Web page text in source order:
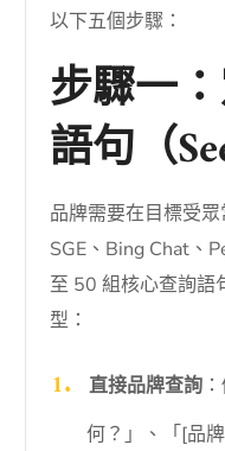
以下五個步驟：
步驟一
語句（
品牌需要在目標受
SGE、Bing Chat、
至 50 組核心查詢語
型：
直接品牌查詢
何？」、「[品